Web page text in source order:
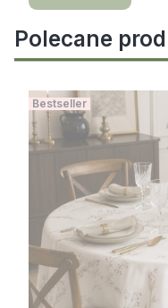
Polecane
Bestseller